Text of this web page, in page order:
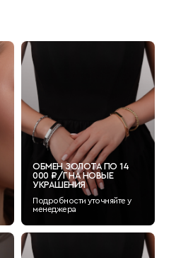
ОБМЕН ЗОЛОТА ПО 14
000 ₽/Г НА НОВЫЕ
УКРАШЕНИЯ
Подробности уточняйте у
менеджера